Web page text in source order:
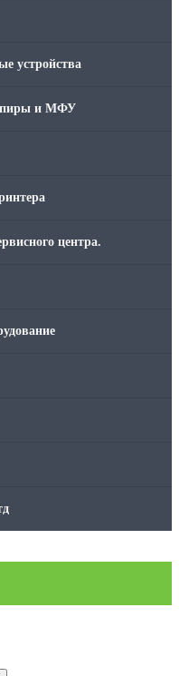
устройства
и МФУ
центра.